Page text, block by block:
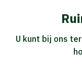
U kunt bij ons